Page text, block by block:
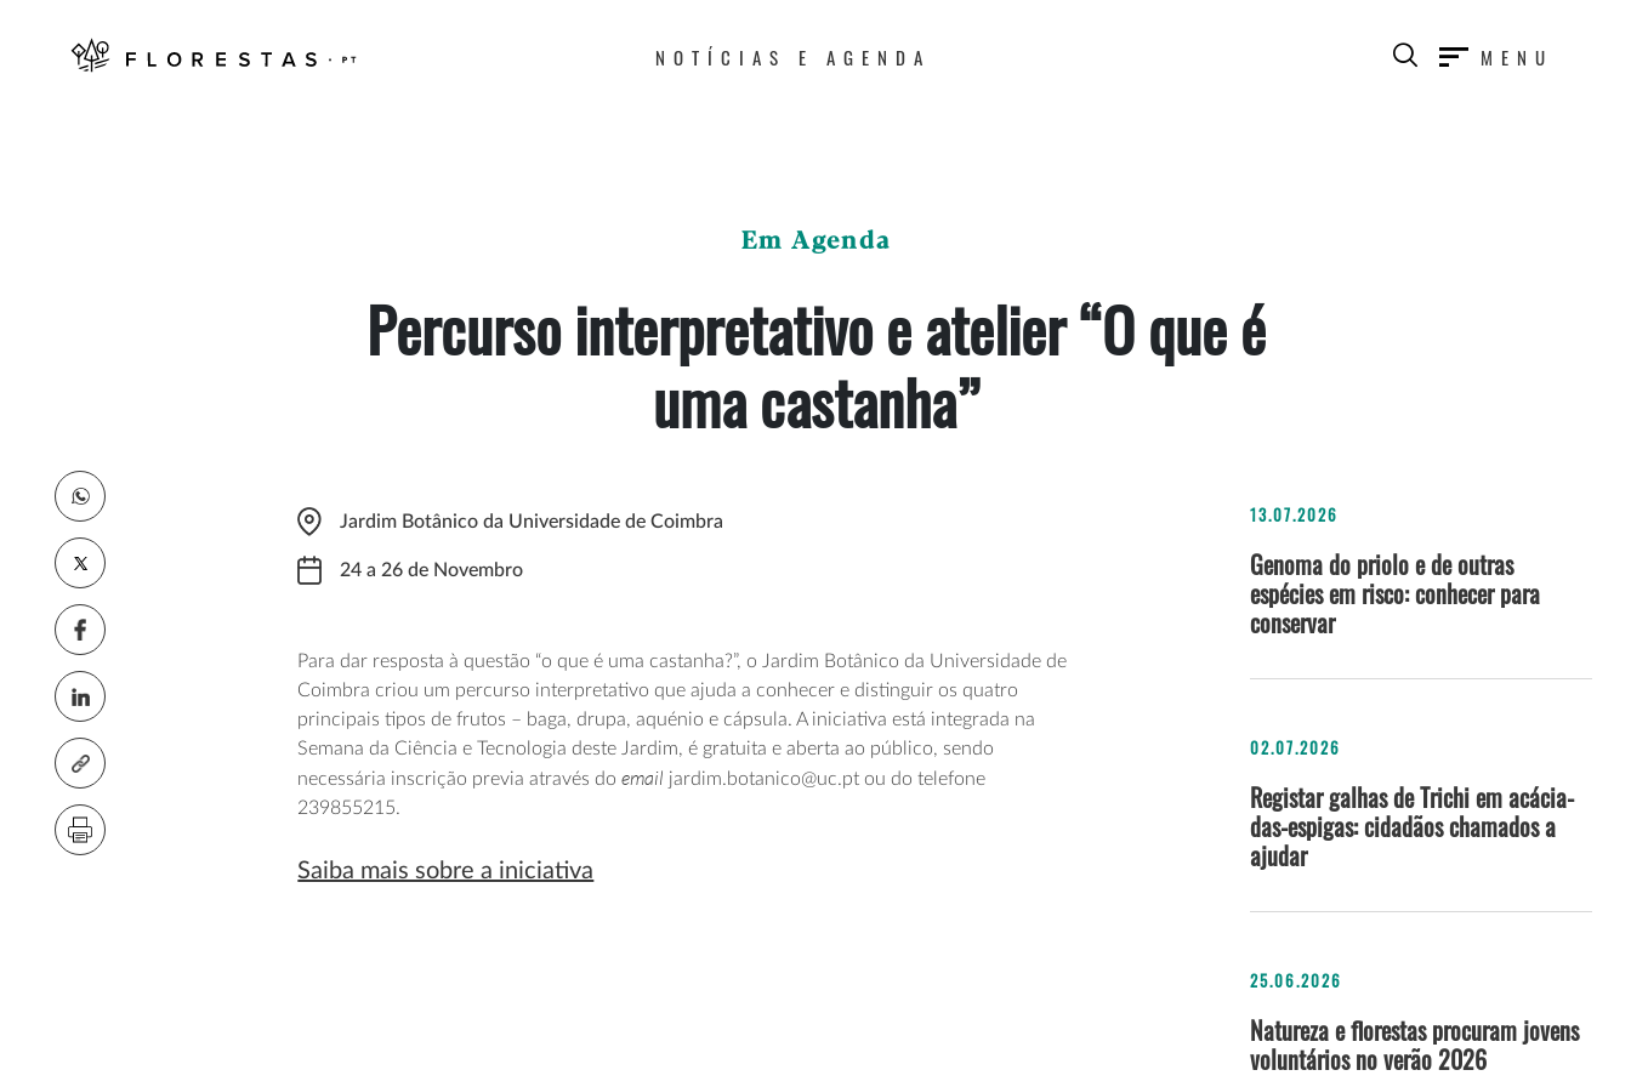
NOTÍCIAS E AGENDA MENU
Em Agenda
Percurso interpretativo e atelier “O que é
uma castanha”
Jardim Botânico da Universidade de Coimbra
24 a 26 de Novembro
Para dar resposta à questão “o que é uma castanha?”, o Jardim Botânico da Universidade de
Coimbra criou um percurso interpretativo que ajuda a conhecer e distinguir os quatro
principais tipos de frutos – baga, drupa, aquénio e cápsula. A iniciativa está integrada na
Semana da Ciência e Tecnologia deste Jardim, é gratuita e aberta ao público, sendo
necessária inscrição previa através doemail jardim.botanico@uc.pt ou do telefone
239855215.
Saiba mais sobre a iniciativa
13.07.2026
Genoma do priolo e de outras
espécies em risco: conhecer para
conservar
02.07.2026
Registar galhas de Trichi em acácia-
das-espigas: cidadãos chamados a
ajudar
25.06.2026
Natureza e florestas procuram jovens
voluntários no verão 2026